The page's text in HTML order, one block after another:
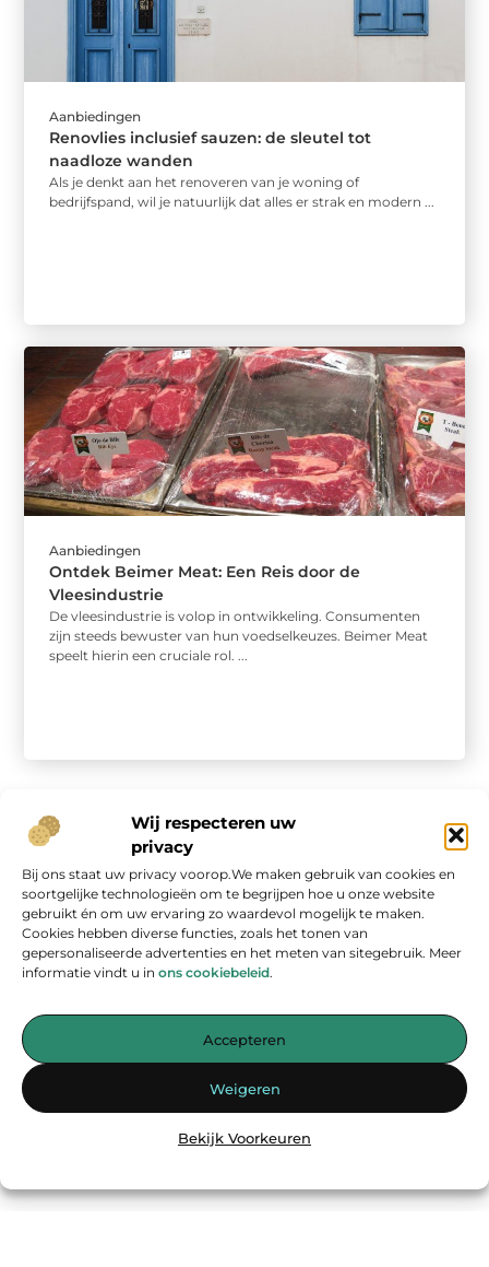
Wij respecteren uw
privacy
Bij ons staat uw privacy voorop.We maken gebruik van cookies en
soortgelijke technologieën om te begrijpen hoe u onze website
gebruikt én om uw ervaring zo waardevol mogelijk te maken.
Cookies hebben diverse functies, zoals het tonen van
gepersonaliseerde advertenties en het meten van sitegebruik. Meer
informatie vindt u in ons cookiebeleid.
Accepteren
Weigeren
Bekijk Voorkeuren
Aanbiedingen
Renovlies inclusief sauzen: de sleutel tot
naadloze wanden
Als je denkt aan het renoveren van je woning of
bedrijfspand, wil je natuurlijk dat alles er strak en modern ...
Aanbiedingen
Ontdek Beimer Meat: Een Reis door de
Vleesindustrie
De vleesindustrie is volop in ontwikkeling. Consumenten
zijn steeds bewuster van hun voedselkeuzes. Beimer Meat
speelt hierin een cruciale rol. ...
Jouw bron voor inspirerende blogs en waardevolle inzichten
— Laat je inspireren door verhelderende verhalen, praktische tips
Begin vandaag nog met ontdekken op
Onze informatie